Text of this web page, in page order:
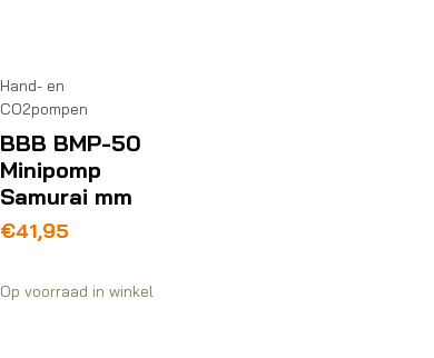
Hand- en
CO2pompen
BBB BMP-50
Minipomp
Samurai mm
€41,95
Op voorraad in winkel